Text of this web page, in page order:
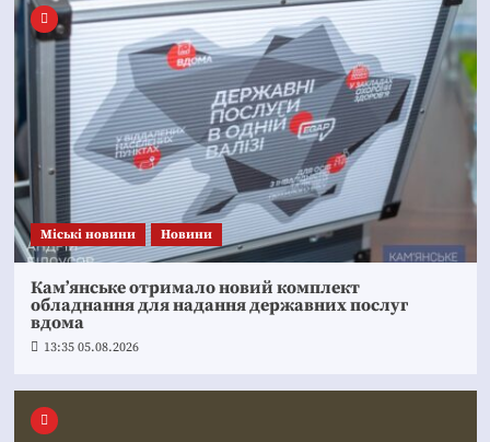
Mіські новини Новини
Кам’янське отримало новий комплект
обладнання для надання державних послуг
вдома
13:35 05.08.2026